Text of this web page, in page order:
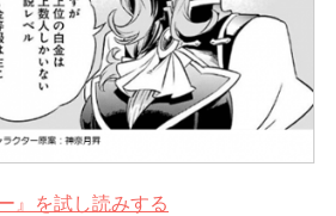
』を試し読みする